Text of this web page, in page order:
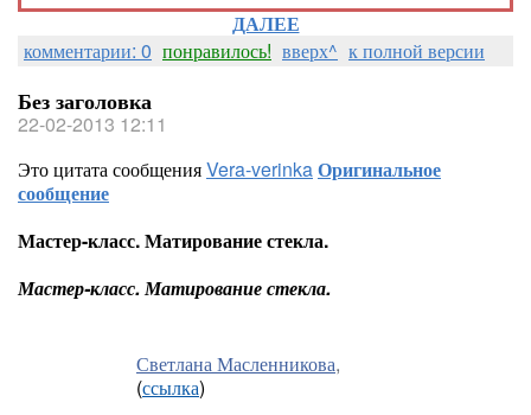
ДАЛЕЕ
комментарии: 0 понравилось! вверх^ к полной версии
Без заголовка
22-02-2013 12:11
Это цитата сообщенияVera-verinkaОригинальное
сообщение
Мастер-класс. Матирование стекла.
Мастер-класс. Матирование стекла.
Светлана Масленникова,
(ссылка)